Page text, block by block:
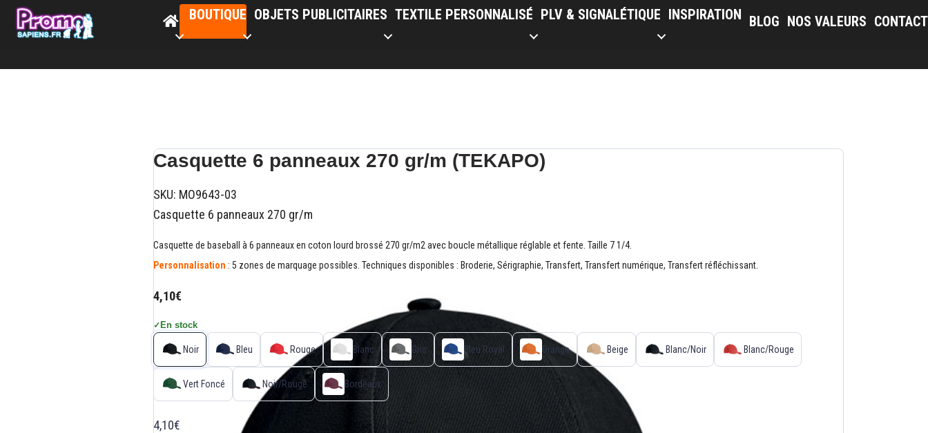
BOUTIQUE OBJETS PUBLICITAIRES TEXTILE PERSONNALISÉ PLV & SIGNALÉTIQUE INSPIRATION BLOG NOS VALEURS CONTACT
Casquette 6 panneaux 270 gr/m (TEKAPO)
SKU: MO9643-03
Casquette 6 panneaux 270 gr/m
Casquette de baseball à 6 panneaux en coton lourd brossé 270 gr/m2 avec boucle métallique réglable et fente. Taille 7 1/4.
Personnalisation : 5 zones de marquage possibles. Techniques disponibles : Broderie, Sérigraphie, Transfert, Transfert numérique, Transfert réfléchissant.
4,10€
✓ En stock
Noir Bleu Rouge Blanc Gris Bleu Royal Orange Beige Blanc/Noir Blanc/Rouge
Vert Foncé Noir/Rouge Bordeaux
4,10€